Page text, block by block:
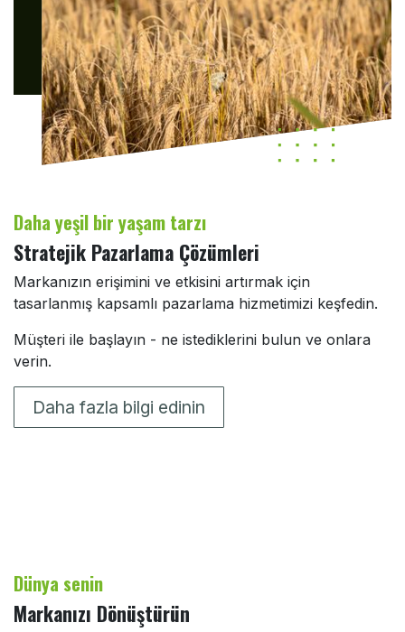
Daha yeşil bir yaşam tarzı
Stratejik Pazarlama Çözümleri
Markanızın erişimini ve etkisini artırmak için
tasarlanmış kapsamlı pazarlama hizmetimizi keşfedin.
Müşteri ile başlayın - ne istediklerini bulun ve onlara
verin.
Daha fazla bilgi edinin
Dünya senin
Markanızı Dönüştürün